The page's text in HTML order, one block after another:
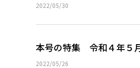
2022/05/30
本号の特集 令和４年５
2022/05/26